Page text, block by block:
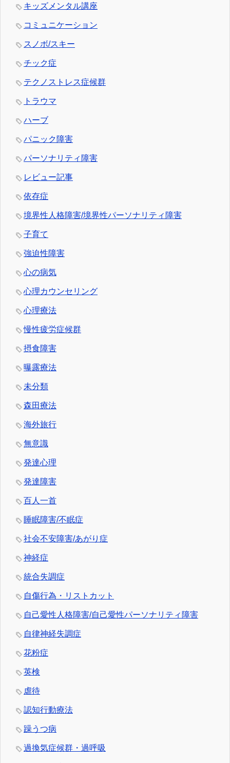
キッズメンタル講座
コミュニケーション
スノボ/スキー
チック症
テクノストレス症候群
トラウマ
ハーブ
パニック障害
パーソナリティ障害
レビュー記事
依存症
境界性人格障害/境界性パーソナリティ障害
子育て
強迫性障害
心の病気
心理カウンセリング
心理療法
慢性疲労症候群
摂食障害
曝露療法
未分類
森田療法
海外旅行
無意識
発達心理
発達障害
百人一首
睡眠障害/不眠症
社会不安障害/あがり症
神経症
統合失調症
自傷行為・リストカット
自己愛性人格障害/自己愛性パーソナリティ障害
自律神経失調症
花粉症
英検
虐待
認知行動療法
躁うつ病
過換気症候群・過呼吸